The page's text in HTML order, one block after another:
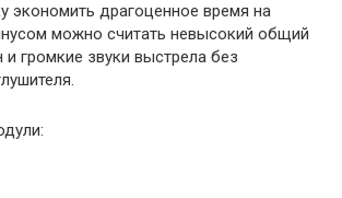
экономить драгоценное время на
можно считать невысокий общий
и громкие звуки выстрела без